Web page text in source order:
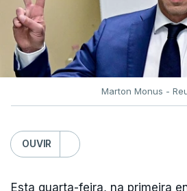
Marton Monus -
OUVIR
Esta quarta-feira, na primeira